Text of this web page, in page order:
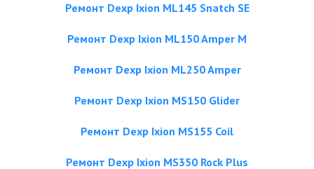
Ремонт Dexp Ixion ML145 Snatch SE
Ремонт Dexp Ixion ML150 Amper M
Ремонт Dexp Ixion ML250 Amper
Ремонт Dexp Ixion MS150 Glider
Ремонт Dexp Ixion MS155 Coil
Ремонт Dexp Ixion MS350 Rock Plus